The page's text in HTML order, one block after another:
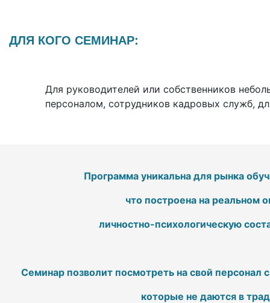
ДЛЯ КОГО СЕМИНАР:
Для руководителей или собственников
персоналом, сотрудников кадровых служб,
Программа уникальна для рынка
что построена на реальном
личностно-психологическую
Семинар позволит посмотреть на свой
которые не даются в